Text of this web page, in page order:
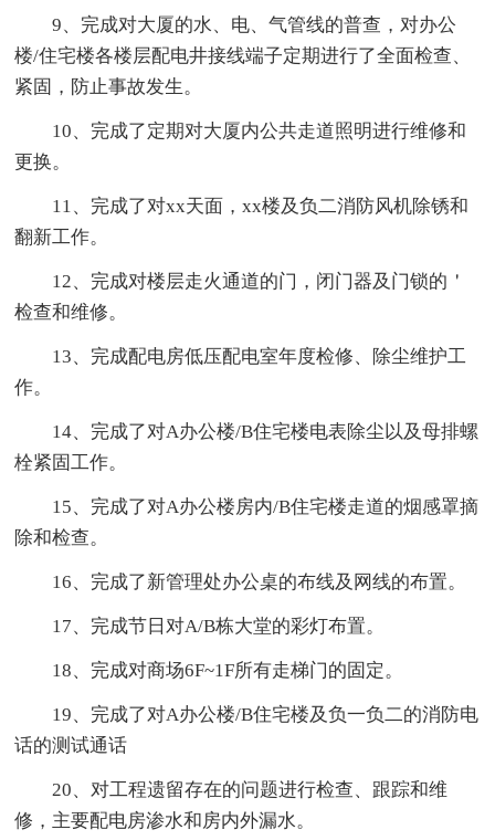
9、完成对大厦的水、电、气管线的普查，对办公
楼/住宅楼各楼层配电井接线端子定期进行了全面检查、
紧固，防止事故发生。
10、完成了定期对大厦内公共走道照明进行维修和
更换。
11、完成了对xx天面，xx楼及负二消防风机除锈和
翻新工作。
12、完成对楼层走火通道的门，闭门器及门锁的＇
检查和维修。
13、完成配电房低压配电室年度检修、除尘维护工
作。
14、完成了对A办公楼/B住宅楼电表除尘以及母排螺
栓紧固工作。
15、完成了对A办公楼房内/B住宅楼走道的烟感罩摘
除和检查。
16、完成了新管理处办公桌的布线及网线的布置。
17、完成节日对A/B栋大堂的彩灯布置。
18、完成对商场6F~1F所有走梯门的固定。
19、完成了对A办公楼/B住宅楼及负一负二的消防电
话的测试通话
20、对工程遗留存在的问题进行检查、跟踪和维
修，主要配电房渗水和房内外漏水。